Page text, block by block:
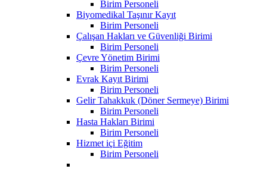
Birim Personeli
Biyomedikal Taşınır Kayıt
Birim Personeli
Çalışan Hakları ve Güvenliği Birimi
Birim Personeli
Çevre Yönetim Birimi
Birim Personeli
Evrak Kayıt Birimi
Birim Personeli
Gelir Tahakkuk (Döner Sermeye) Birimi
Birim Personeli
Hasta Hakları Birimi
Birim Personeli
Hizmet içi Eğitim
Birim Personeli